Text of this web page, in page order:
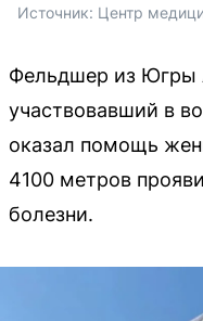
Источник: Центр
Фельдшер из Югры
участвовавший в
оказал помощь
4100 метров
болезни.